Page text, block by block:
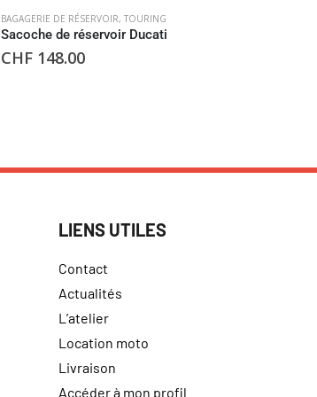
BAGAGERIE DE RÉSERVOIR, TOURING
Sacoche de réservoir Ducati
CHF 148.00
LIENS UTILES
Contact
Actualités
L’atelier
Location moto
Livraison
Accéder à mon profil